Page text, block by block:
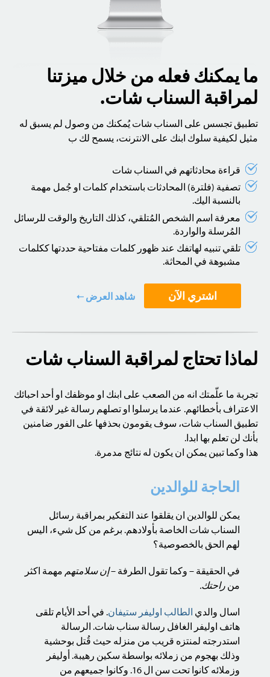
ما يمكنك فعله من خلال ميزتنا
لمراقبة السناب شات.
تطبيق تجسس على السناب شات يُمكنك من وصول لم يسبق له
مثيل لكيفية سلوك ابنك على الانترنت، يسمح لك ب
قراءة محادثاتهم في السناب شات
تصفية (فلترة) المحادثات باستخدام كلمات او جُمل مهمة
بالنسبة اليك.
معرفة اسم الشخص المُتلقي، كذلك التاريخ والوقت للرسائل
المُرسلة والواردة.
تلقي تنبيه لهاتفك عند ظهور كلمات مفتاحية حددتها ككلمات
مشبوهة في المحاثة.
اشتري الآن شاهد العرض
لماذا تحتاج لمراقبة السناب شات
تجربة ما علّمتك انه من الصعب على ابنك او موظفك او أحد احبائك
الاعتراف بأخطائهم. عندما يرسلوا او تصلهم رسالة غير لائقة في
تطبيق السناب شات، سوف يقومون بحذفها على الفور ضامنين
بأنك لن تعلم بها ابدا.
هذا وكما تبين يمكن ان يكون له نتائج مدمرة.
الحاجة للوالدين
يمكن للوالدين ان يقلقوا عند التفكير بمراقبة رسائل
السناب شات الخاصة بأولادهم. برغم من كل شيء، اليس
لهم الحق بالخصوصية؟
في الحقيقة – وكما تقول الطرفة –إن سلامتهم مهمة اكثر
من راحتك.
اسال والدي الطالب اوليفر ستيفان. في أحد الأيام تلقى
هاتف اوليفر الغافل رسالة سناب شات. الرسالة
استدرجته لمنتزه قريب من منزله حيث قُتل بوحشية
وذلك بهجوم من زملائه بواسطة سكين رهيبة. أوليفر
وزملائه كانوا تحت سن ال 16. وكانوا جميعهم من